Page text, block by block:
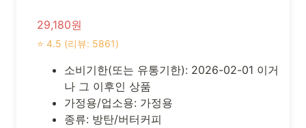
29,180원
⭐ 4.5 (리뷰: 5861)
소비기한(또는 유통기한): 2026-02-01 이거
나 그 이후인 상품
가정용/업소용: 가정용
종류: 방탄/버터커피